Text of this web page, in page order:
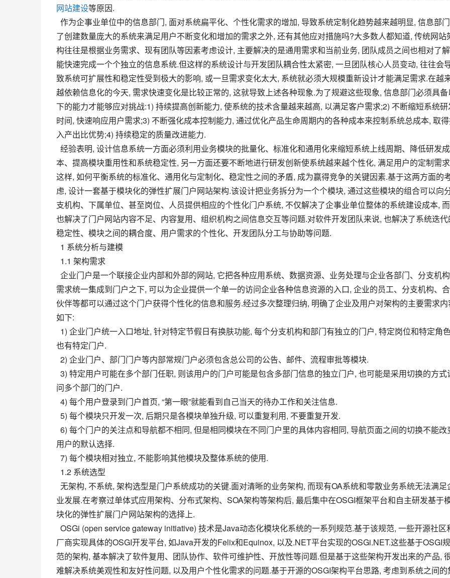
网站建设等原因.
了创建数量庞大的系统来满足用户不断变化和增加的需求之外, 还有其他应对措施吗?大多数人都知道, 传统网站
构往往是根据业务需求、现有团队等因素考虑设计, 主要解决的是通用需求和当前业务, 团队成员之间也相对了
能快速完成一个个独立的信息系统.但这样的系统设计与开发团队耦合性太紧密, 一旦团队核心人员变动, 往往会
致系统可扩展性和稳定性受到极大的影响, 或一旦需求变化太大, 系统就必须大规模重新设计才能满足需求.在越
越依赖信息化的今天, 需求快速变化是比较正常的, 这就导致上述各种现象.为了规避这些现象, 信息部门必须具备
下的能力才能够应对挑战:1) 持续提高创新能力, 使系统的技术含量越来越高, 以满足客户需求;2) 不断缩短系统研
时间, 快速响应用户需求;3) 不断强化成本控制能力, 通过优化产品生命周期内的各种成本来控制系统总成本, 取
入产出比优势;4) 持续稳定的质量改进能力.
本、提高模块重用性和系统稳定性, 另一方面还要不断地进行研发创新使系统越来越个性化, 满足用户的定制需
这样, 如何平衡系统的标准化、通用化与定制化、稳定性之间的矛盾, 成为赢得竞争的关键因素.基于这两方面的
虑, 设计一套基于模块化的弹性扩展门户网站架构.该设计把业务拆分为一个个模块, 通过这些模块的组合可以向
支机构、下属单位、甚至岗位、人员提供相应的个性化门户系统, 不仅解决了企事业单位整体的系统建设成本,
也解决了门户网站内容不足、内容复用、组织机构之间信息交互等问题.对软件开发团队来说, 也解决了系统迭代
稳定性、模块之间的耦合度、用户需求的个性化、开发团队分工与协助等问题.
  1 系统分析与建模
  1.1 架构需求
需求统一集成到门户之下, 可以为企业提供一个单一的访问企业各种信息资源的入口, 企业的员工、分支机构、
伙伴等都可以通过这个门户获得个性化的信息和服务.经过多次整理归纳, 明确了企业及用户对架构的主要需求
如下:
也有特定门户.
  2) 企业门户、部门门户等内部常规门户必须包含总公司的公告、邮件、流程审批等模块.
问多个部门的门户.
  4) 每个用户登录到门户首页, “第一眼”就能看到自己当天的待办工作和关注信息.
  5) 每个模块只开发一次, 后期只是各模块单独升级, 可以重复利用, 不要重复开发.
用户的默认选择.
  7) 每个模块相对独立, 不能影响其他模块及整体系统的使用.
  1.2 系统选型
业发展.在考察过单体式应用架构、分布式架构、SOA架构等架构后, 最后集中在OSGI框架平台和自主研发基于
块化的弹性扩展门户网站架构的选择上.
厂商实现具体的OSGI开发平台, 如Java开发的Felix和Equinox, 以及.NET平台实现的OSGi.NET.这些基于OSGI规
范的架构, 基本解决了软件复用、团队协作、软件可维护性、开放性等问题.但是基于这些架构开发出来的产品,
难解决系统美观性和友好性问题, 以及用户个性化需求的问题.基于开源的OSGI架构平台思路, 考虑到系统之间的